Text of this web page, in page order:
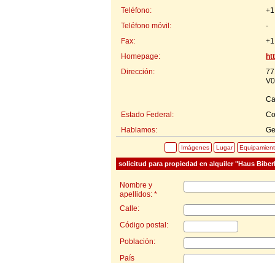
Teléfono:
Teléfono móvil:
-
Fax:
Homepage:
Dirección:
Estado Federal:
Hablamos:
Imágenes Lugar
solicitud para propiedad en alquiler "Haus
Nombre y
apellidos: *
Calle:
Código postal:
Población:
País